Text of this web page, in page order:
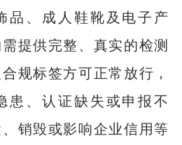
品、成人鞋靴及电子产
提供完整、真实的检测
规标签方可正常放行，
患、认证缺失或申报不
销毁或影响企业信用等